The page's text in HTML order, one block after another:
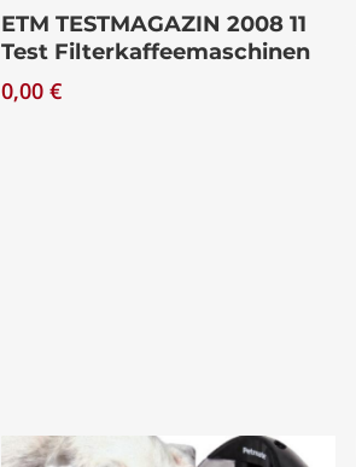
Download
ETM TESTMAGAZIN 2008 11
Test Filterkaffeemaschinen
0,00€